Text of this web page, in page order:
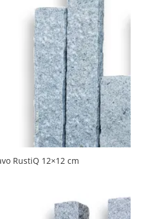
RustiQ 12×12 cm